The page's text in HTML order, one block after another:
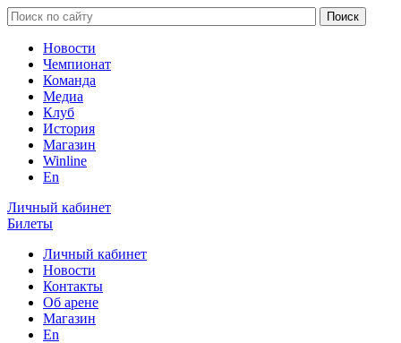
Новости
Чемпионат
Команда
Медиа
Клуб
История
Магазин
Winline
En
Личный кабинет
Билеты
Личный кабинет
Новости
Контакты
Об арене
Магазин
En